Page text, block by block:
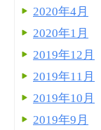
2020年4月
2020年1月
2019年12月
2019年11月
2019年10月
2019年9月